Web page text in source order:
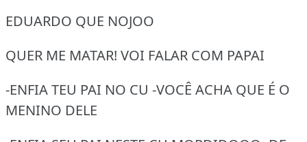
EDUARDO QUE NOJOO
QUER ME MATAR! VOI FALAR COM PAPAI
-ENFIA TEU PAI NO CU -VOCÊ ACHA QUE É O
MENINO DELE